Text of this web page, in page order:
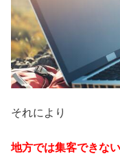
それにより
地方では集客できな